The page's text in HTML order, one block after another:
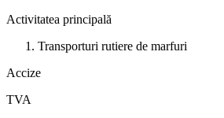
Activitatea principală
Transporturi rutiere de marfuri
Accize
TVA